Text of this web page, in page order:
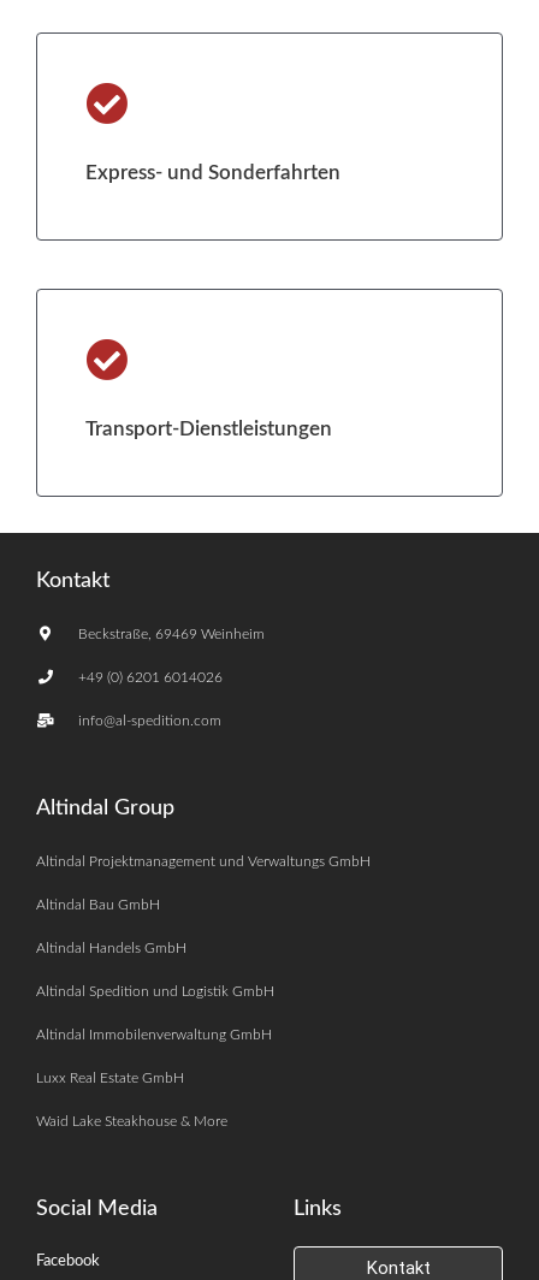
Express- und Sonderfahrten
Transport-Dienstleistungen
Kontakt
Beckstraße, 69469 Weinheim
+49 (0) 6201 6014026
info@al-spedition.com
Altindal Group
Altindal Projektmanagement und Verwaltungs GmbH
Altindal Bau GmbH
Altindal Handels GmbH
Altindal Spedition und Logistik GmbH
Altindal Immobilenverwaltung GmbH
Luxx Real Estate GmbH
Waid Lake Steakhouse & More
Social Media
Facebook
Links
Kontakt